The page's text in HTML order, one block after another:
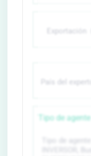
Tipo de agente